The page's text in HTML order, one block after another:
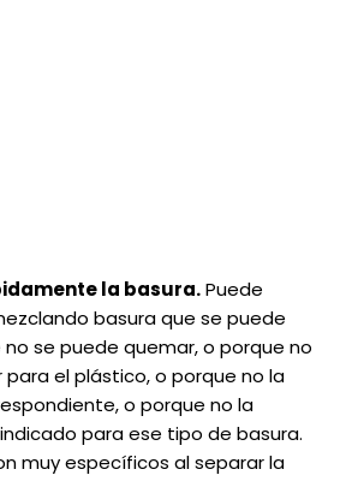
la basura.Puede
basura que se puede
se puede quemar, o porque no
el plástico, o porque no la
o porque no la
para ese tipo de basura.
muy específicos al separar la